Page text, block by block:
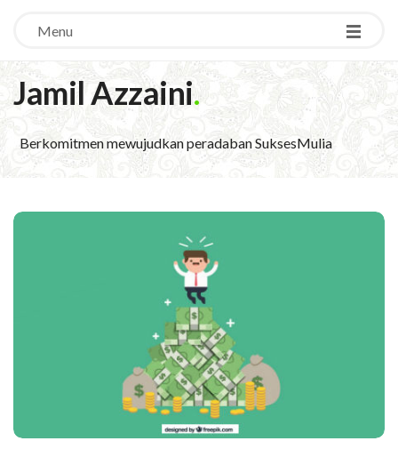
Menu
Jamil Azzaini.
Berkomitmen mewujudkan peradaban SuksesMulia